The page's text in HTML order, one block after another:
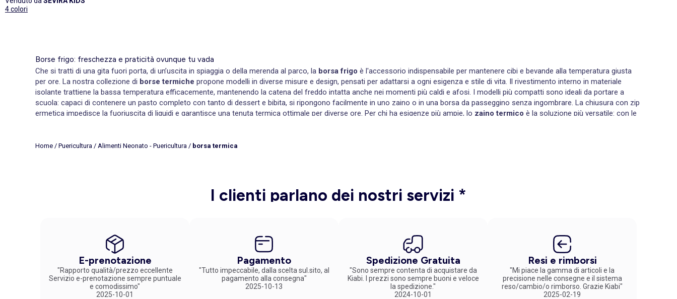
4 colori
Borse frigo: freschezza e praticità ovunque tu vada
Che si tratti di una gita fuori porta, di un’uscita in spiaggia o della merenda al parco, la borsa frigo è l'accessorio indispensabile per mantenere cibi e bevande alla temperatura giusta
per ore. La nostra collezione di borse termiche propone modelli in diverse misure e design, pensati per adattarsi a ogni esigenza e stile di vita. Il rivestimento interno in materiale
isolante trattiene la bassa temperatura efficacemente, mantenendo la catena del freddo intatta anche nei momenti più caldi e afosi. I modelli più compatti sono ideali da portare a
scuola: capaci di contenere un pasto completo con tanto di dessert e bibita, si ripongono facilmente in uno zaino o in una borsa da passeggino senza ingombrare. La chiusura con zip
ermetica impedisce la fuoriuscita di liquidi e garantisce una tenuta termica ottimale per diverse ore. Per chi ha esigenze più ampie, lo zaino termico è la soluzione più versatile: con le
con manici rinforzati e fondo rigido per una maggiore stabilità. I materiali esterni sono resistenti all'acqua e facili da pulire con un panno umido, per un utilizzo pratico e duraturo nel
cucchiai morbidi o i piatti a ventosa per i più piccoli, e porta con te dei bavaglini
per evitare macchie indesiderate. Per le famiglie numerose o le
giornate al mare, una borsa frigo capiente con tracolla regolabile garantisce spazio sufficiente per tutti. Presta attenzione alla qualità dell'isolamento: i modelli con doppio strato di
Home / Puericultura / Alimenti Neonato - Puericultura / borsa termica
I clienti parlano dei nostri servizi *
E-prenotazione
"Rapporto qualità/prezzo eccellente
Servizio e-prenotazione sempre puntuale
e comodissimo"
2025-10-01
Pagamento
"Tutto impeccabile, dalla scelta sul.sito, al
pagamento alla consegna"
2025-10-13
Spedizione Gratuita
"Sono sempre contenta di acquistare da
Kiabi. I prezzi sono sempre buoni e veloce
la spedizione."
2024-10-01
Resi e rimborsi
"Mi piace la gamma di articoli e la
precisione nelle consegne e il sistema
reso/cambio/o rimborso. Grazie Kiabi"
2025-02-19